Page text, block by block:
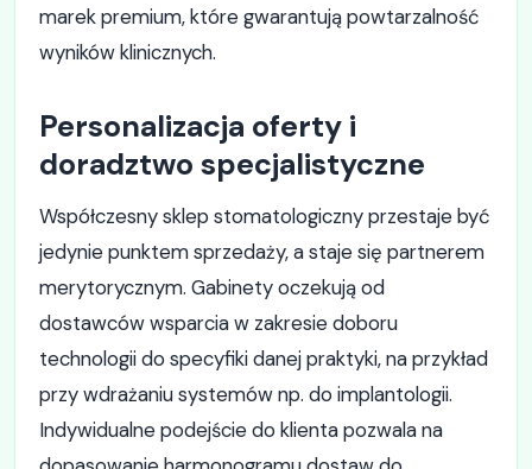
marek premium, które gwarantują powtarzalność
wyników klinicznych.
Personalizacja oferty i
doradztwo specjalistyczne
Współczesny sklep stomatologiczny przestaje być
jedynie punktem sprzedaży, a staje się partnerem
merytorycznym. Gabinety oczekują od
dostawców wsparcia w zakresie doboru
technologii do specyfiki danej praktyki, na przykład
przy wdrażaniu systemów np. do implantologii.
Indywidualne podejście do klienta pozwala na